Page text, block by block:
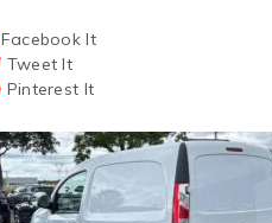
Facebook It
Tweet It
Pinterest It